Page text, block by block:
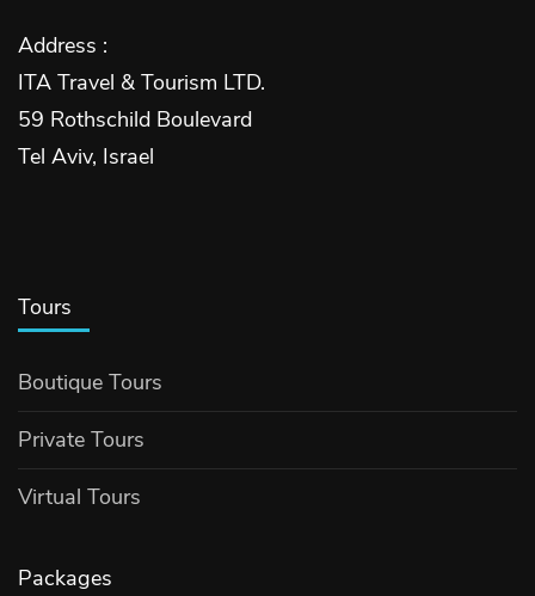
Address :
ITA Travel & Tourism LTD.
59 Rothschild Boulevard
Tel Aviv, Israel
Tours
Boutique Tours
Private Tours
Virtual Tours
Packages